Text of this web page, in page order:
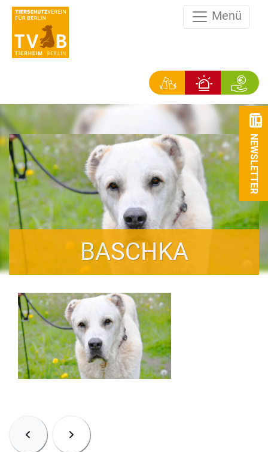
Menü
NEWSLETTER
BASCHKA